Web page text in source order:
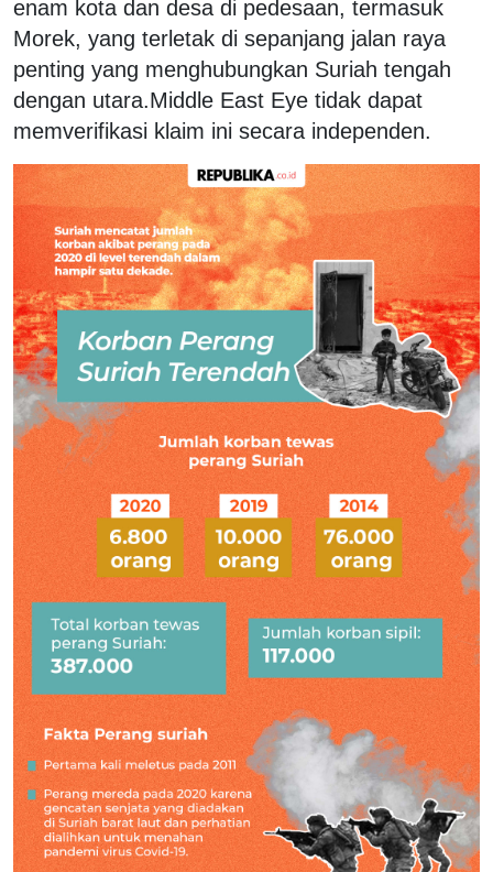
enam kota dan desa di pedesaan, termasuk
Morek, yang terletak di sepanjang jalan raya
penting yang menghubungkan Suriah tengah
dengan utara.Middle East Eye tidak dapat
memverifikasi klaim ini secara independen.